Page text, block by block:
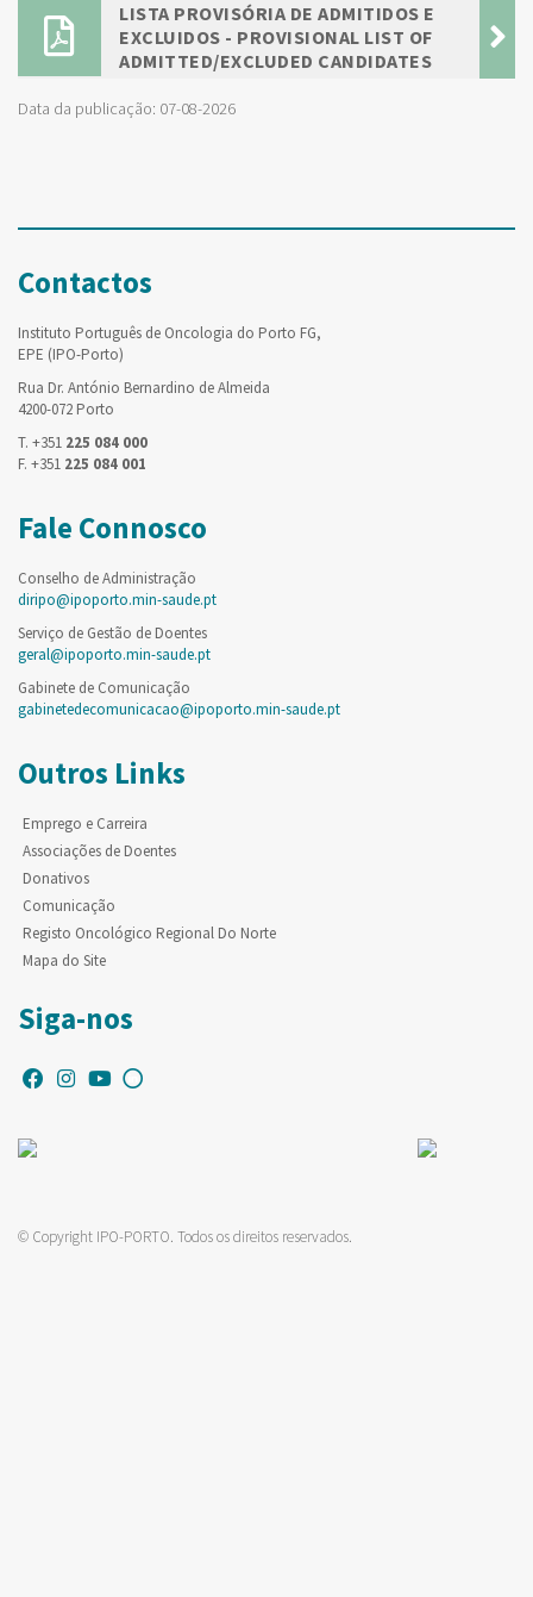
LISTA PROVISÓRIA DE ADMITIDOS E
EXCLUIDOS - PROVISIONAL LIST OF
ADMITTED/EXCLUDED CANDIDATES
Data da publicação: 07-08-2026
Contactos
Instituto Português de Oncologia do Porto FG,
EPE (IPO-Porto)
Rua Dr. António Bernardino de Almeida
4200-072 Porto
T. +351 225 084 000
F. +351 225 084 001
Fale Connosco
Conselho de Administração
diripo@ipoporto.min-saude.pt
Serviço de Gestão de Doentes
geral@ipoporto.min-saude.pt
Gabinete de Comunicação
gabinetedecomunicacao@ipoporto.min-saude.pt
Outros Links
Emprego e Carreira
Associações de Doentes
Donativos
Comunicação
Registo Oncológico Regional Do Norte
Mapa do Site
Siga-nos
© Copyright IPO-PORTO. Todos os direitos reservados.